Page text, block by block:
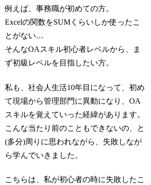
例えば、事務職が初めての方。
Excelの関数をSUMくらいしか使ったこ
とがない…
そんなOAスキル初心者レベルから、ま
ず初級レベルを目指したい方。
私も、社会人生活10年目になって、初め
て現場から管理部門に異動になり、OA
スキルを覚えていった経緯があります。
こんな当たり前のこともできないの、と
(多分)周りに思われながら、失敗しなが
ら学んでいきました。
こちらは、私が初心者の時に失敗したこ